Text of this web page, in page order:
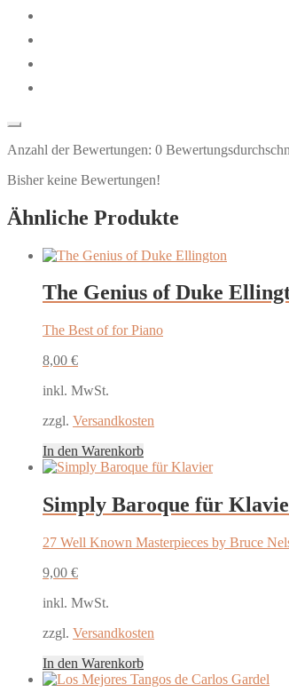
Anzahl der Bewertungen: 0
Bisher keine Bewertungen!
Ähnliche Produkte
The Genius of Duke
The Best of for Piano
8,00 €
inkl. MwSt.
zzgl. Versandkosten
In den Warenkorb
Simply Baroque für
27 Well Known Masterpieces by Bruce
9,00 €
inkl. MwSt.
zzgl. Versandkosten
In den Warenkorb